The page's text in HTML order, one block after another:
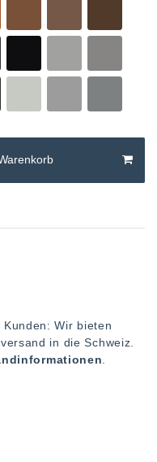
Wir bieten
in die Schweiz.